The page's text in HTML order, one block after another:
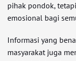
pihak pondok,
emosional bagi
Informasi yang
masyarakat juga